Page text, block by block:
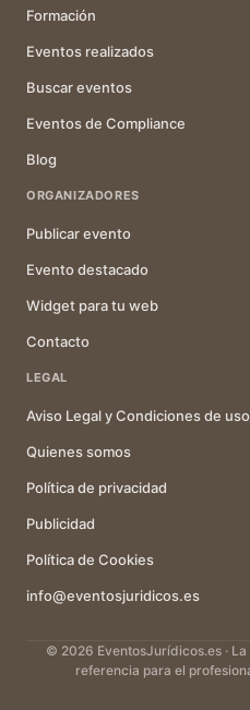
Formación
Eventos realizados
Buscar eventos
Eventos de Compliance
Blog
ORGANIZADORES
Publicar evento
Evento destacado
Widget para tu web
Contacto
LEGAL
Aviso Legal y Condiciones de uso
Quienes somos
Política de privacidad
Publicidad
Política de Cookies
info@eventosjuridicos.es
© 2026 EventosJurídicos.es ·
referencia para el